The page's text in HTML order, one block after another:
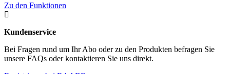
Zu den Funktionen

Kundenservice
Bei Fragen rund um Ihr Abo oder zu den Produkten befragen Sie
unsere FAQs oder kontaktieren Sie uns direkt.